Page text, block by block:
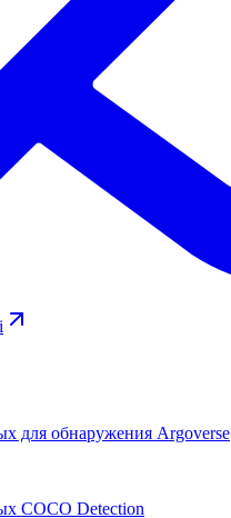
для обнаружения Argoverse
COCO Detection